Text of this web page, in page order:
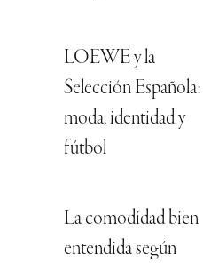
LOEWE y la
Selección Española:
moda, identidad y
fútbol
La comodidad bien
entendida según